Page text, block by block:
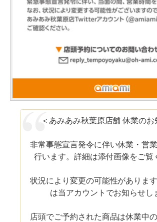
＜あみあみ秋葉原店舗 休業のお
非常事態宣言発令に伴い休業・営
行います。詳細は添付画像をご覧
状況により変更の可能性がありま
は当アカウントでお知らせし
店頭でご予約された商品は休業中